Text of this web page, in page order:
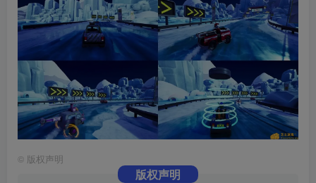
© 版权声明
版权声明